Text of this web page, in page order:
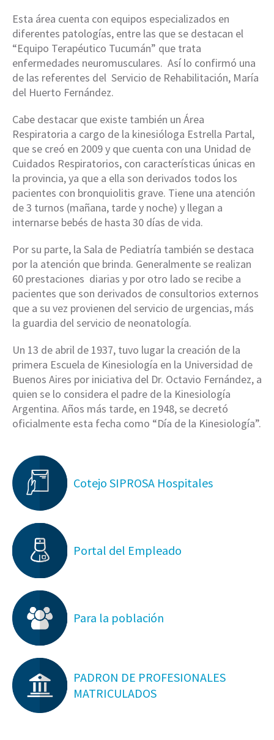
Esta área cuenta con equipos especializados en
diferentes patologías, entre las que se destacan el
“Equipo Terapéutico Tucumán” que trata
enfermedades neuromusculares. Así lo confirmó una
de las referentes del Servicio de Rehabilitación, María
del Huerto Fernández.
Cabe destacar que existe también un Área
Respiratoria a cargo de la kinesióloga Estrella Partal,
que se creó en 2009 y que cuenta con una Unidad de
Cuidados Respiratorios, con características únicas en
la provincia, ya que a ella son derivados todos los
pacientes con bronquiolitis grave. Tiene una atención
de 3 turnos (mañana, tarde y noche) y llegan a
internarse bebés de hasta 30 días de vida.
Por su parte, la Sala de Pediatría también se destaca
por la atención que brinda. Generalmente se realizan
60 prestaciones diarias y por otro lado se recibe a
pacientes que son derivados de consultorios externos
que a su vez provienen del servicio de urgencias, más
la guardia del servicio de neonatología.
Un 13 de abril de 1937, tuvo lugar la creación de la
primera Escuela de Kinesiología en la Universidad de
Buenos Aires por iniciativa del Dr. Octavio Fernández, a
quien se lo considera el padre de la Kinesiología
Argentina. Años más tarde, en 1948, se decretó
oficialmente esta fecha como “Día de la Kinesiología”.
Cotejo SIPROSA Hospitales
Portal del Empleado
Para la población
PADRON DE PROFESIONALES
MATRICULADOS